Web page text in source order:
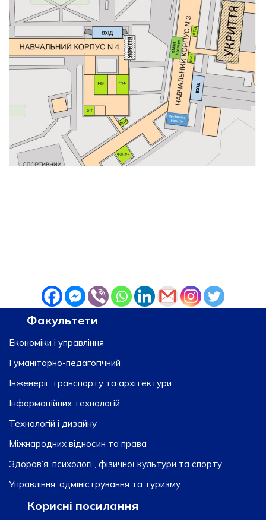
Факультети
Економіки і управління
Гуманітарно-педагогічний
Інженерії, транспорту та архітектури
Інформаційних технологій
Технологій і дизайну
Міжнародних відносин та права
Здоров’я, психології, фізичної культури та спорту
Управління, адміністрування та туризму
Корисні посилання